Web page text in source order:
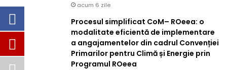
acum 6 zile
Procesul simplificat CoM– ROeea: o
modalitate eficientă de implementare
a angajamentelor din cadrul Convenției
Primarilor pentru Climă și Energie prin
Programul ROeea